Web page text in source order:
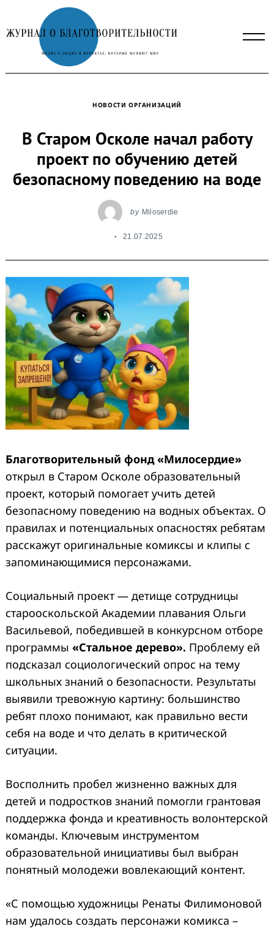
to
content
НОВОСТИ ОРГАНИЗАЦИЙ
В Старом Осколе начал работу
проект по обучению детей
безопасному поведению на воде
by Miloserdie
21.07.2025
Благотворительный фонд «Милосердие»
открыл в Старом Осколе образовательный
проект, который помогает учить детей
безопасному поведению на водных объектах. О
правилах и потенциальных опасностях ребятам
расскажут оригинальные комиксы и клипы с
запоминающимися персонажами.
Социальный проект — детище сотрудницы
старооскольской Академии плавания Ольги
Васильевой, победившей в конкурсном отборе
программы «Стальное дерево». Проблему ей
подсказал социологический опрос на тему
школьных знаний о безопасности. Результаты
выявили тревожную картину: большинство
ребят плохо понимают, как правильно вести
себя на воде и что делать в критической
ситуации.
Восполнить пробел жизненно важных для
детей и подростков знаний помогли грантовая
поддержка фонда и креативность волонтерской
команды. Ключевым инструментом
образовательной инициативы был выбран
понятный молодежи вовлекающий контент.
«С помощью художницы Ренаты Филимоновой
нам удалось создать персонажи комикса –